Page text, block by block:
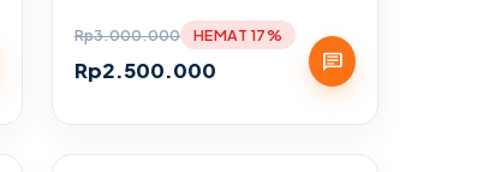
Rp3.000.000
Rp2.500.000
HEMAT 17%
chat